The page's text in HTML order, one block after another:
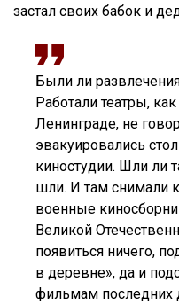
застал своих бабок и
Были ли
Работали театры,
Ленинграде, не
эвакуировались
киностудии. Шли ли
шли. И там снимали
военные
Великой
появиться ничего,
в деревне», да и
фильмам последних